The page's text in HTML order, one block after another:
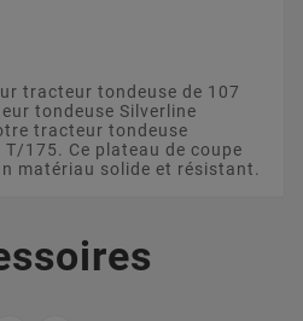
tracteur tondeuse de 107
tondeuse Silverline
tracteur tondeuse
175. Ce plateau de coupe
matériau solide et résistant.